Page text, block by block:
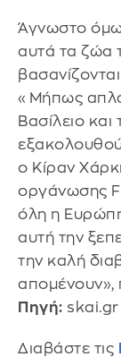
Άγνωστο
αυτά τα ζώα
«Μήπως
Βασίλειο
ο Κίραν
οργάνωσης
όλη η
αυτή την
την καλή
απομένουν»,
Πηγή: skai.gr
Διαβάστε τις